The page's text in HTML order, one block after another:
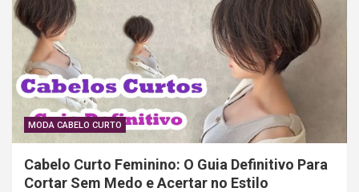
MODA CABELO CURTO
Cabelo Curto Feminino: O Guia Definitivo Para
Cortar Sem Medo e Acertar no Estilo